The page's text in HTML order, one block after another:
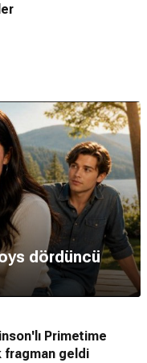
dördüncü
Primetime
fragman geldi